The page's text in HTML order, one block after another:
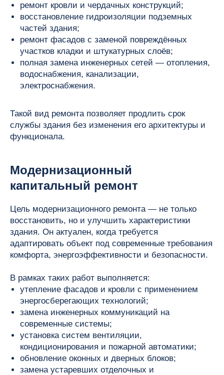
ремонт кровли и чердачных конструкций;
восстановление гидроизоляции подземных
частей здания;
ремонт фасадов с заменой повреждённых
участков кладки и штукатурных слоёв;
полная замена инженерных сетей — отопления,
водоснабжения, канализации,
электроснабжения.
Такой вид ремонта позволяет продлить срок
службы здания без изменения его архитектуры и
функционала.
Модернизационный
капитальный ремонт
Цель модернизационного ремонта — не только
восстановить, но и улучшить характеристики
здания. Он актуален, когда требуется
адаптировать объект под современные требования
комфорта, энергоэффективности и безопасности.
В рамках таких работ выполняется:
утепление фасадов и кровли с применением
энергосберегающих технологий;
замена инженерных коммуникаций на
современные системы;
установка систем вентиляции,
кондиционирования и пожарной автоматики;
обновление оконных и дверных блоков;
замена устаревших отделочных и